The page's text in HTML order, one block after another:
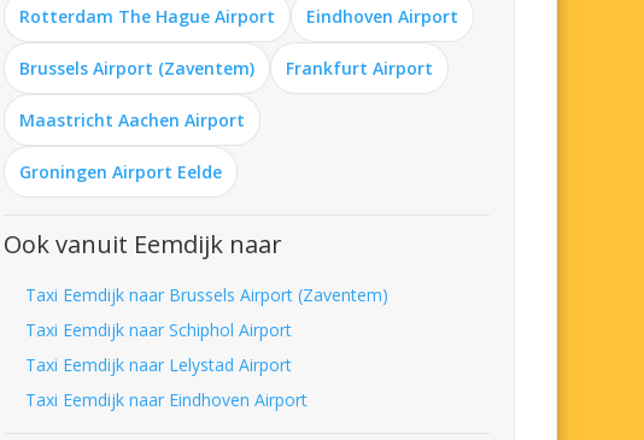
Rotterdam The Hague Airport Eindhoven Airport
Brussels Airport (Zaventem) Frankfurt Airport
Maastricht Aachen Airport
Groningen Airport Eelde
Ook vanuit Eemdijk naar
Taxi Eemdijk naar Brussels Airport (Zaventem)
Taxi Eemdijk naar Schiphol Airport
Taxi Eemdijk naar Lelystad Airport
Taxi Eemdijk naar Eindhoven Airport